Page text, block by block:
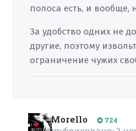
полоса есть, и вообще,
За удобство одних не
другие, поэтому
ограничение чужих
Morello 724